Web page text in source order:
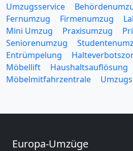
Umzugsservice
Fernumzug
Firmenumzug
Mini Umzug
Praxisumzug
Seniorenumzug
Entrümpelung
Möbellift
Haushaltsauflösung
Möbelmitfahrzentrale
Europa-Umzüge